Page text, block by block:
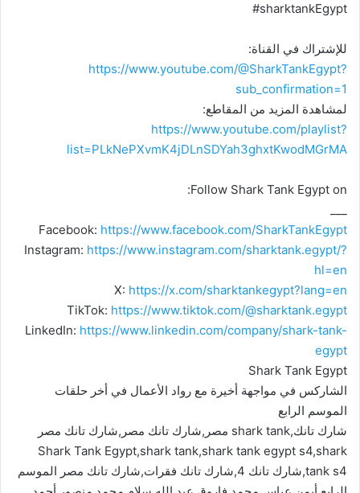
#sharktankEgypt
للإشتراك في القناة:
https://www.youtube.com/@SharkTankEgypt?
sub_confirmation=1
لمشاهدة المزيد من المقاطع:
https://www.youtube.com/playlist?
list=PLkNePXvmK4jDLnSDYah3ghxtKwodMGrMA
Follow Shark Tank Egypt on:
Facebook: https://www.facebook.com/SharkTankEgypt
Instagram: https://www.instagram.com/sharktank.egypt/?
hl=en
X: https://x.com/sharktankegypt?lang=en
TikTok: https://www.tiktok.com/@sharktank.egypt
LinkedIn: https://www.linkedin.com/company/shark-tank-
egypt
Shark Tank Egypt
الشاركس في مواجهة أخيرة مع رواد الأعمال في أخر حلقات
الموسم الرابع
شارك تانك,shark tank مصر,شارك تانك مصر,شارك تانك مصر
Shark Tank Egypt,shark tank,shark tank egypt s4,shark
tank s4,شارك تانك 4,شارك تانك فقرات,شارك تانك مصر الموسم